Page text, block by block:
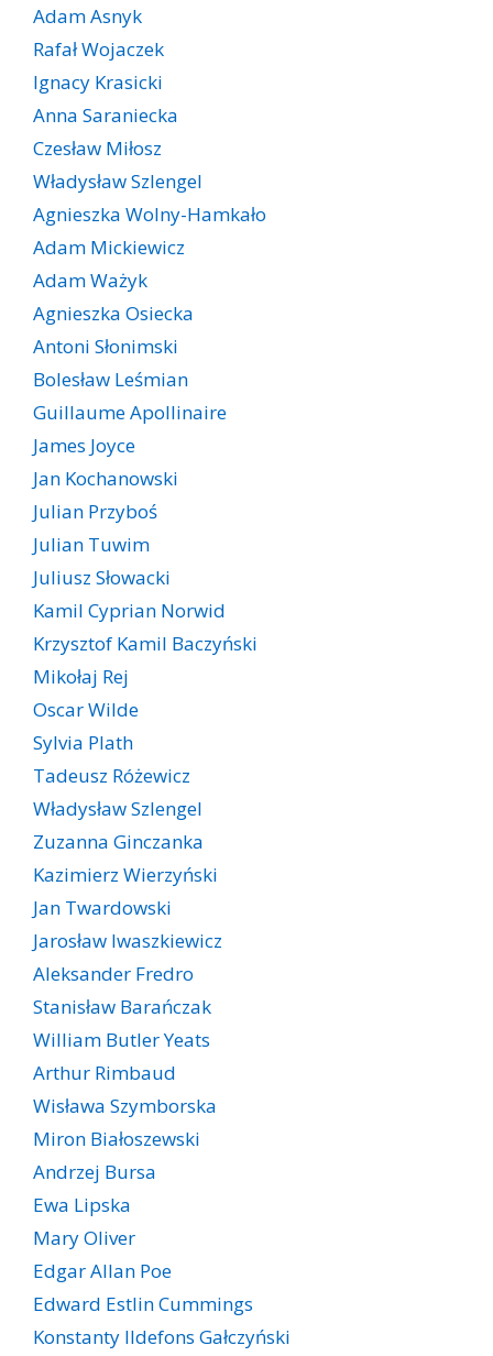
Adam Asnyk
Rafał Wojaczek
Ignacy Krasicki
Anna Saraniecka
Czesław Miłosz
Władysław Szlengel
Agnieszka Wolny-Hamkało
Adam Mickiewicz
Adam Ważyk
Agnieszka Osiecka
Antoni Słonimski
Bolesław Leśmian
Guillaume Apollinaire
James Joyce
Jan Kochanowski
Julian Przyboś
Julian Tuwim
Juliusz Słowacki
Kamil Cyprian Norwid
Krzysztof Kamil Baczyński
Mikołaj Rej
Oscar Wilde
Sylvia Plath
Tadeusz Różewicz
Władysław Szlengel
Zuzanna Ginczanka
Kazimierz Wierzyński
Jan Twardowski
Jarosław Iwaszkiewicz
Aleksander Fredro
Stanisław Barańczak
William Butler Yeats
Arthur Rimbaud
Wisława Szymborska
Miron Białoszewski
Andrzej Bursa
Ewa Lipska
Mary Oliver
Edgar Allan Poe
Edward Estlin Cummings
Konstanty Ildefons Gałczyński